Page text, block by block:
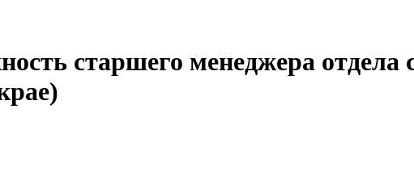
старшего менеджера отдела